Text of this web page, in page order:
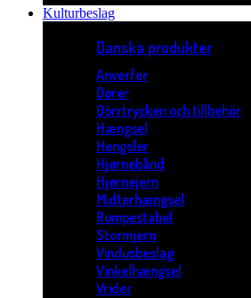
Kulturbeslag
Danska produkter
Anverfer
Dører
Dörrtrycken och tillbehör
Hængsel
Hengsler
Hjørnebånd
Hjørnejern
Midterhængsel
Rumpestabel
Stormjern
Vindusbeslag
Vinkelhængsel
Vrider